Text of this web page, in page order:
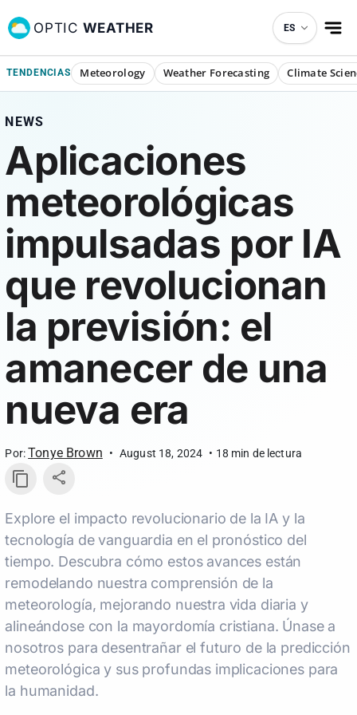
OPTIC WEATHER ES
TENDENCIAS Meteorology Weather Forecasting Climate
NEWS
Aplicaciones
meteorológicas
impulsadas por IA
que revolucionan
la previsión: el
amanecer de una
nueva era
Por:Tonye Brown • August 18, 2024 • 18 min de lectura
Explore el impacto revolucionario de la IA y la
tecnología de vanguardia en el pronóstico del
tiempo. Descubra cómo estos avances están
remodelando nuestra comprensión de la
meteorología, mejorando nuestra vida diaria y
alineándose con la mayordomía cristiana. Únase a
nosotros para desentrañar el futuro de la predicción
meteorológica y sus profundas implicaciones para
la humanidad.